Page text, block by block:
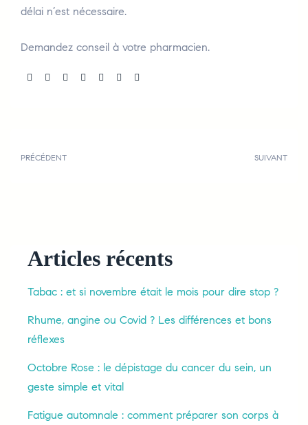
délai n’est nécessaire.
Demandez conseil à votre pharmacien.
PRÉCÉDENT SUIVANT
Articles récents
Tabac : et si novembre était le mois pour dire stop ?
Rhume, angine ou Covid ? Les différences et bons
réflexes
Octobre Rose : le dépistage du cancer du sein, un
geste simple et vital
Fatigue automnale : comment préparer son corps à